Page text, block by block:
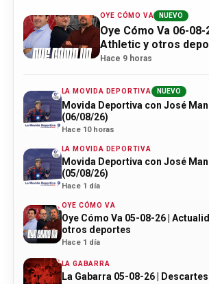
OYE CÓMO VA NUEVO
Oye Cómo Va 06-
Athletic y otros
Hace 9 horas
LA MOVIDA DEPORTIVA NUEVO
Movida Deportiva con José
(06/08/26)
Hace 10 horas
LA MOVIDA DEPORTIVA
Movida Deportiva con José
(05/08/26)
Hace 1 día
OYE CÓMO VA
Oye Cómo Va 05-08-26 |
otros deportes
Hace 1 día
LA GABARRA
La Gabarra 05-08-26 |